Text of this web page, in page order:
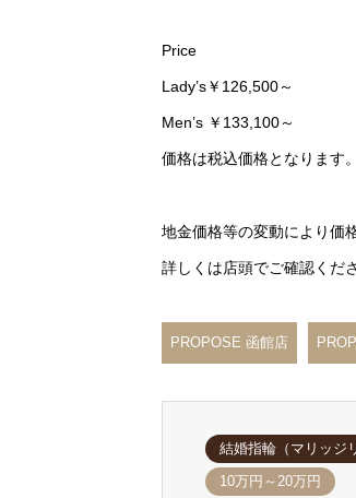
Price
Lady’s￥126,500～
Men’s ￥133,100～
価格は税込価格となります。
地金価格等の変動により価
詳しくは店頭でご確認くださ
PROPOSE 函館店
結婚指輪（マリッジ
10万円～20万円